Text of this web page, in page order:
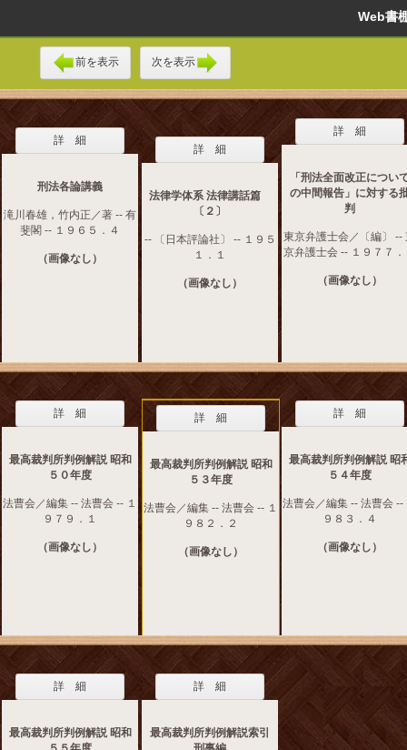
Web
前を表示 次を表示
詳 細
刑法各論講義
滝川春雄，竹内正／著 -- 有
斐閣 -- １９６５．４
（画像なし）
詳 細
法律学体系 法律講話篇
〔２〕
-- 〔日本評論社〕 -- １９５
１．１
（画像なし）
詳 細
「刑法全面改正につい
の中間報告」に対する
判
東京弁護士会／〔編〕 --
京弁護士会 -- １９７７
（画像なし）
詳 細
最高裁判所判例解説 昭和
５０年度
法曹会／編集 -- 法曹会 -- １
９７９．１
（画像なし）
詳 細
最高裁判所判例解説 昭和
５３年度
法曹会／編集 -- 法曹会 -- １
９８２．２
（画像なし）
詳 細
最高裁判所判例解説 昭
５４年度
法曹会／編集 -- 法曹会 --
９８３．４
（画像なし）
詳 細
最高裁判所判例解説 昭和
詳 細
最高裁判所判例解説索引